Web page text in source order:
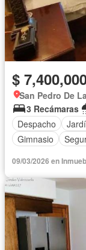
$
San Pedro De
3 Recámaras
Despacho
Gimnasio
09/03/2026 en